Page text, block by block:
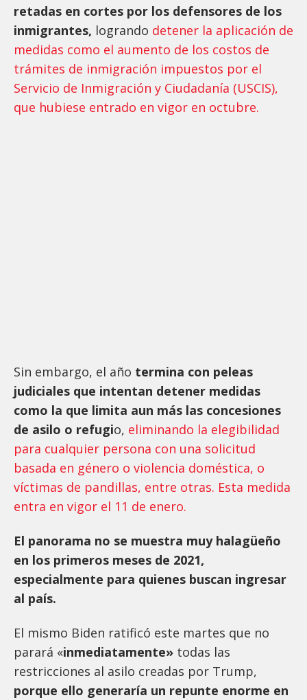
retadas en cortes por los defensores de los
inmigrantes, logrando detener la aplicación de
medidas como el aumento de los costos de
trámites de inmigración impuestos por el
Servicio de Inmigración y Ciudadanía (USCIS),
que hubiese entrado en vigor en octubre.
Sin embargo, el año termina con peleas
judiciales que intentan detener medidas
como la que limita aun más las concesiones
de asilo o refugio, eliminando la elegibilidad
para cualquier persona con una solicitud
basada en género o violencia doméstica, o
víctimas de pandillas, entre otras. Esta medida
entra en vigor el 11 de enero.
El panorama no se muestra muy halagüeño
en los primeros meses de 2021,
especialmente para quienes buscan ingresar
al país.
El mismo Biden ratificó este martes que no
parará «inmediatamente» todas las
restricciones al asilo creadas por Trump,
porque ello generaría un repunte enorme en